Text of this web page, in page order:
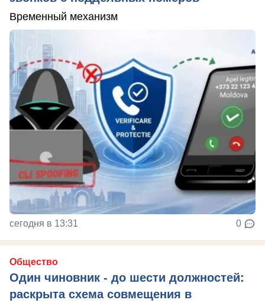
Временный механизм
сегодня в 13:31 0
Общество
Один чиновник - до шести должностей:
раскрыта схема совмещения в